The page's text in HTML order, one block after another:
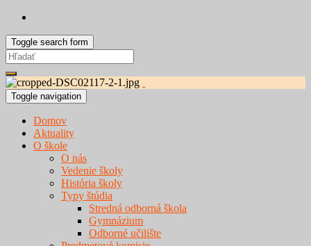
Toggle search form
Search
for:
Toggle navigation
Domov
Aktuality
O škole
O nás
Vedenie školy
História školy
Typy štúdia
Stredná odborná škola
Gymnázium
Odborné učilište